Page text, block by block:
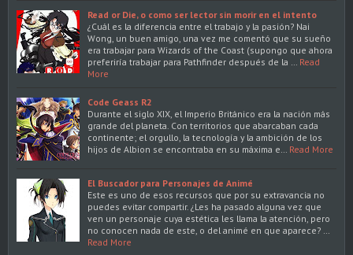
Read or Die, o como ser lector sin morir en el intento
¿Cuál es la diferencia entre el trabajo y la pasión? Nai
Wong, un buen amigo, una vez me comentó que su sueño
era trabajar para Wizards of the Coast (supongo que ahora
preferiría trabajar para Pathfinder después de la …
Read
More
Code Geass R2
Durante el siglo XIX, el Imperio Británico era la nación más
grande del planeta. Con territorios que abarcaban cada
continente; el orgullo, la tecnología y la ambición de los
hijos de Albion se encontraba en su máxima e…
Read More
El Buscador para Personajes de Animé
Este es uno de esos recursos que por su extravancia no
puedes evitar compartir. ¿Les ha pasado alguna vez que
ven un personaje cuya estética les llama la atención, pero
no conocen nada de este, o del animé en que aparece? …
Read More